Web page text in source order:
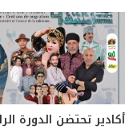
أكادير تحتضن الدورة